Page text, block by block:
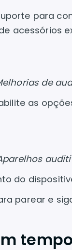
para
acessórios
de
as
do
parear e